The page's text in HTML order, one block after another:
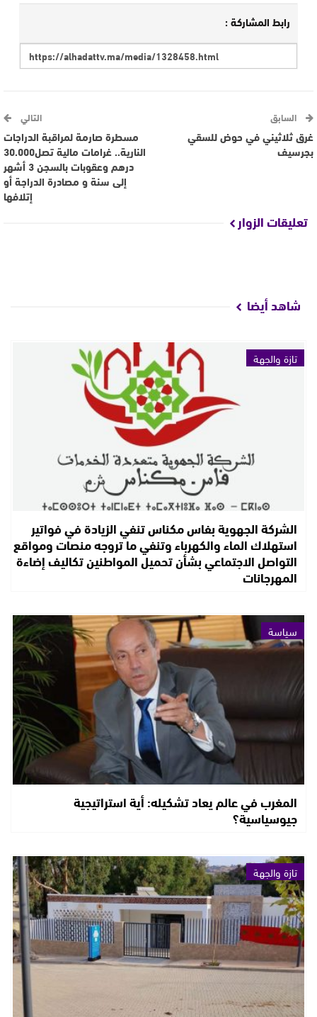
رابط المشاركة :
السابق
غرق ثلاثيني في حوض للسقي
بجرسيف
التالي
مسطرة صارمة لمراقبة الدراجات
النارية.. غرامات مالية تصل30.000
درهم وعقوبات بالسجن 3 أشهر
إلى سنة و مصادرة الدراجة أو
إتلافها
تعليقات الزوار
شاهد أيضا
تازة والجهة
الشركة الجهوية بفاس مكناس تنفي الزيادة في فواتير
استهلاك الماء والكهرباء وتنفي ما تروجه منصات ومواقع
التواصل الاجتماعي بشأن تحميل المواطنين تكاليف إضاءة
المهرجانات
سياسة
المغرب في عالم يعاد تشكيله: أية استراتيجية
جيوسياسية؟
تازة والجهة